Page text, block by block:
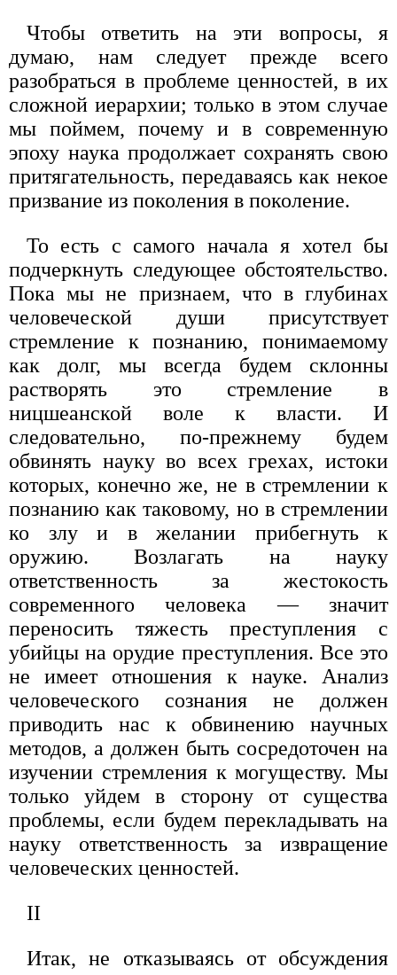
Чтобы ответить на эти вопросы, я
думаю, нам следует прежде всего
разобраться в проблеме ценностей, в их
сложной иерархии; только в этом случае
мы поймем, почему и в современную
эпоху наука продолжает сохранять свою
притягательность, передаваясь как некое
призвание из поколения в поколение.
То есть с самого начала я хотел бы
подчеркнуть следующее обстоятельство.
Пока мы не признaем, что в глубинах
человеческой души присутствует
стремление к познанию, понимаемому
как долг, мы всегда будем склонны
растворять это стремление в
ницшеанской воле к власти. И
следовательно, по-прежнему будем
обвинять науку во всех грехах, истоки
которых, конечно же, не в стремлении к
познанию как таковому, но в стремлении
ко злу и в желании прибегнуть к
оружию. Возлагать на науку
ответственность за жестокость
современного человека — значит
переносить тяжесть преступления с
убийцы на орудие преступления. Все это
не имеет отношения к науке. Анализ
человеческого сознания не должен
приводить нас к обвинению научных
методов, а должен быть сосредоточен на
изучении стремления к могуществу. Мы
только уйдем в сторону от существа
проблемы, если будем перекладывать на
науку ответственность за извращение
человеческих ценностей.
II
Итак, не отказываясь от обсуждения